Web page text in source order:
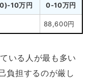
10万円 0-10万円
88,600円
いる人が最も多い
負担するのが厳し